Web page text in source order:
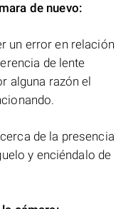
de nuevo:
un error en relación
de lente
alguna razón el
de la presencia
y enciéndalo de